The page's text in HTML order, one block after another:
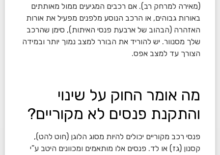
(מאירה למרחק רב). אם רכבים המגיעים ממול מאותתים
באורות גבוהים, או הרכב הנוסע מלפנים מפעיל את אורות
האזהרה (הבהוב של ארבעת פנסי האיתות), סימן שהרכב
שלך מסנוור. יש להוריד את הבורר למצב נמוך יותר ובמידה
הצורך עד למצב אפס.
מה אומר החוק על שינוי
והתקנת פנסים לא מקוריים?
פנסי רכב מקוריים יכולים להיות מסוג הלוגן (חוט להט),
קסנון (גז) או לד. פנסים אלו מותאמים ומכוונים היטב ע”י